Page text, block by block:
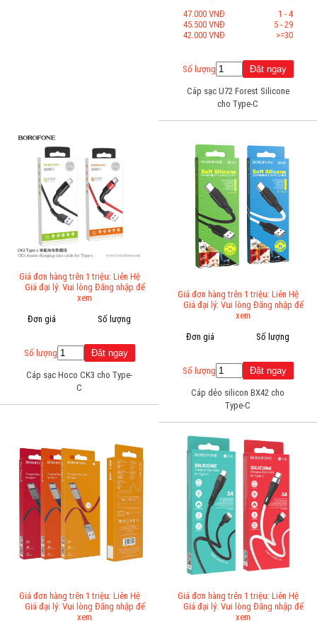
47.000 VNĐ
45.500 VNĐ
42.000 VNĐ
1 - 4
5 - 29
>=30
Số lượng
Cáp sạc U72 Forest Silicone
cho Type-C
Giá đơn hàng trên 1 triệu: Liên Hệ
Giá đại lý: Vui lòng Đăng nhập để
xem
Đơn giá
Số lượng
Số lượng
Cáp sạc Hoco CK3 cho Type-
C
Giá đơn hàng trên 1 triệu: Liên Hệ
Giá đại lý: Vui lòng Đăng nhập để
xem
Đơn giá
Số lượng
Số lượng
Cáp dẻo silicon BX42 cho
Type-C
Giá đơn hàng trên 1 triệu: Liên Hệ
Giá đại lý: Vui lòng Đăng nhập để
xem
Giá đơn hàng trên 1 triệu: Liên Hệ
Giá đại lý: Vui lòng Đăng nhập để
xem